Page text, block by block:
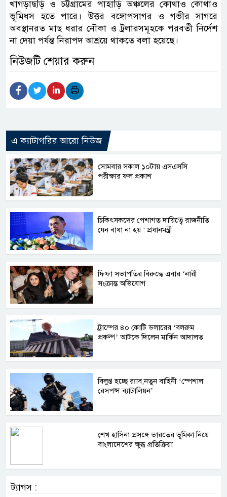
খাগড়াছড়ি ও চট্টগ্রামের পাহাড়ি অঞ্চলের কোথাও কোথাও
ভূমিধস হতে পারে। উত্তর বঙ্গোপসাগর ও গভীর সাগরে
অবস্থানরত মাছ ধরার নৌকা ও ট্রলারসমূহকে পরবর্তী নির্দেশ
না দেয়া পর্যন্ত নিরাপদ আশ্রয়ে থাকতে বলা হয়েছে।
নিউজটি শেয়ার করুন
এ ক্যাটাগরির আরো নিউজ
সোমবার সকাল ১০টায় এসএসসি
পরীক্ষার ফল প্রকাশ
চিকিৎসকদের পেশাগত দায়িত্বে রাজনীতি
যেন বাধা না হয় : প্রধানমন্ত্রী
ফিফা সভাপতির বিরুদ্ধে এবার ‘নারী
সংক্রান্ত অভিযোগ
ট্রাম্পের ৪০ কোটি ডলারের ‘বলরুম
প্রকল্প’ আটকে দিলেন মার্কিন আদালত
বিলুপ্ত হচ্ছে র‍্যাব,নতুন বাহিনী ‘স্পেশাল
রেসপন্স ব্যাটালিয়ন’
শেখ হাসিনা প্রসঙ্গে ভারতের ভূমিকা নিয়ে
বাংলাদেশের ক্ষুব্ধ প্রতিক্রিয়া
ট্যাগস :